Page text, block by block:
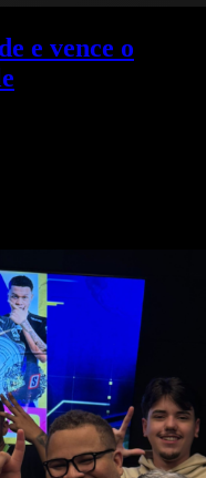
e vence o